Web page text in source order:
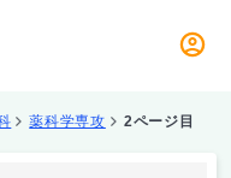
薬科学専攻 2ページ目